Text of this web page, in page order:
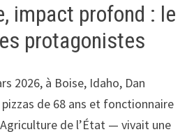
impact profond : le
protagonistes
2026, à Boise, Idaho, Dan
de 68 ans et fonctionnaire
de l’État — vivait une